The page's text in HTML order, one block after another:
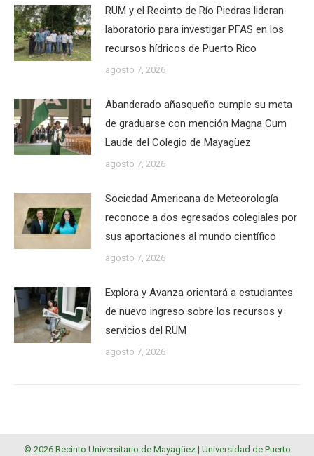
RUM y el Recinto de Río Piedras lideran
laboratorio para investigar PFAS en los
recursos hídricos de Puerto Rico
agosto 7, 2026
Abanderado añasqueño cumple su meta
de graduarse con mención Magna Cum
Laude del Colegio de Mayagüez
agosto 7, 2026
Sociedad Americana de Meteorología
reconoce a dos egresados colegiales por
sus aportaciones al mundo científico
agosto 7, 2026
Explora y Avanza orientará a estudiantes
de nuevo ingreso sobre los recursos y
servicios del RUM
agosto 7, 2026
© 2026 Recinto Universitario de Mayagüez | Universidad de Puerto